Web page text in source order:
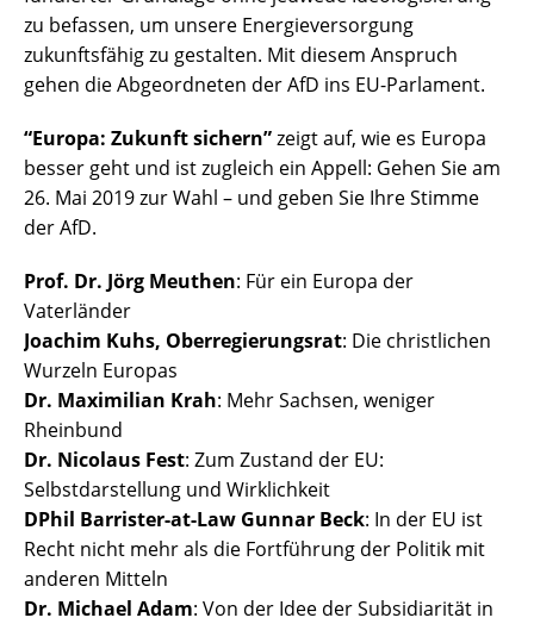
zu befassen, um unsere Energieversorgung
zukunftsfähig zu gestalten. Mit diesem Anspruch
gehen die Abgeordneten der AfD ins EU-Parlament.
“Europa: Zukunft sichern”zeigt auf, wie es Europa
besser geht und ist zugleich ein Appell: Gehen Sie am
26. Mai 2019 zur Wahl – und geben Sie Ihre Stimme
der AfD.
Prof. Dr. Jörg Meuthen: Für ein Europa der
Vaterländer
Joachim Kuhs, Oberregierungsrat: Die christlichen
Wurzeln Europas
Dr. Maximilian Krah: Mehr Sachsen, weniger
Rheinbund
Dr. Nicolaus Fest: Zum Zustand der EU:
Selbstdarstellung und Wirklichkeit
DPhil Barrister-at-Law Gunnar Beck: In der EU ist
Recht nicht mehr als die Fortführung der Politik mit
anderen Mitteln
Dr. Michael Adam: Von der Idee der Subsidiarität in